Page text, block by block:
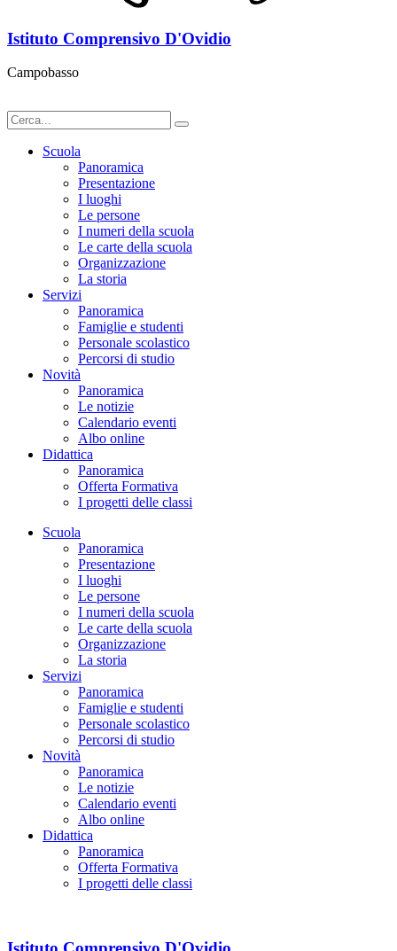
Istituto Comprensivo D'Ovidio
Campobasso
Scuola
Panoramica
Presentazione
I luoghi
Le persone
I numeri della scuola
Le carte della scuola
Organizzazione
La storia
Servizi
Panoramica
Famiglie e studenti
Personale scolastico
Percorsi di studio
Novità
Panoramica
Le notizie
Calendario eventi
Albo online
Didattica
Panoramica
Offerta Formativa
I progetti delle classi
Scuola
Panoramica
Presentazione
I luoghi
Le persone
I numeri della scuola
Le carte della scuola
Organizzazione
La storia
Servizi
Panoramica
Famiglie e studenti
Personale scolastico
Percorsi di studio
Novità
Panoramica
Le notizie
Calendario eventi
Albo online
Didattica
Panoramica
Offerta Formativa
I progetti delle classi